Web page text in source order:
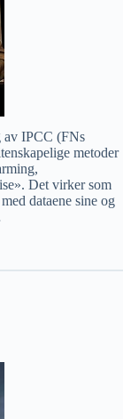
av IPCC (FNs
metoder
Det virker som
dataene sine og